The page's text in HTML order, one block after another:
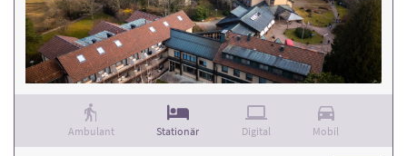
Ambulant Stationär Digital Mobil